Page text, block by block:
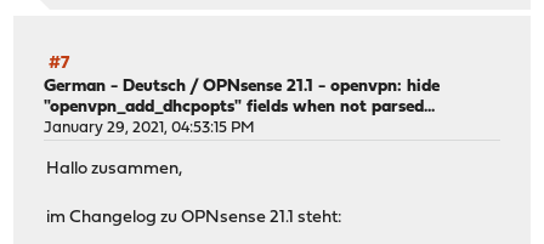
#7
German - Deutsch /OPNsense 21.1 - openvpn: hide
"openvpn_add_dhcpopts" fields when not parsed...
January 29, 2021, 04:53:15 PM
Hallo zusammen,
im Changelog zu OPNsense 21.1 steht: